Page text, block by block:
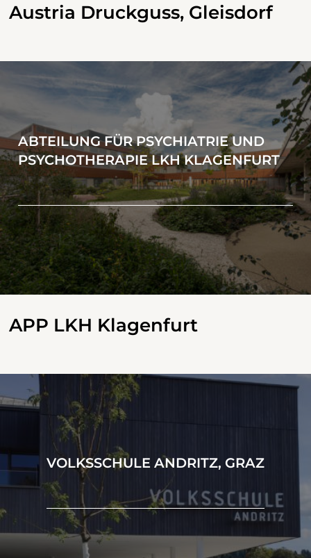
Austria Druckguss, Gleisdorf
ABTEILUNG FÜR PSYCHIATRIE UND
PSYCHOTHERAPIE LKH KLAGENFURT
APP LKH Klagenfurt
VOLKSSCHULE ANDRITZ, GRAZ